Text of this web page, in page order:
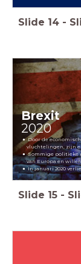
Slide 14 -
Brexit
2020
Door de
vluchtelingen, zijn
Sommige politieke
van Europa en
In januari 2020
Slide 15 -